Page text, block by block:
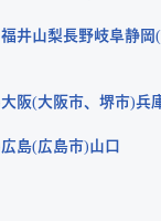
福井山梨長野岐阜静岡
大阪 大阪市 堺市 兵
広島 広島市 山口